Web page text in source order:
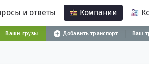
и ответы Компании
Ваши грузы Добавить транспорт Ваш